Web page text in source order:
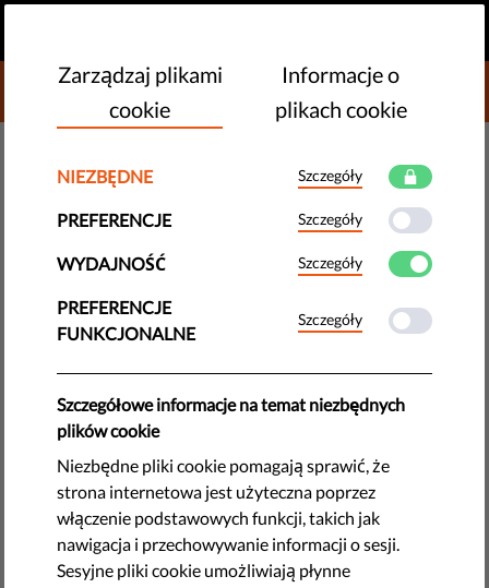
DONATE TO LIBERTIES
​Włochy: prawa obywatelskie a
aplikacje śledzące koronawirusa
Chociaż wydaje się, że część osób jest skłonna zrzec się
niektórych ze swoich praw w celu ochrony zdrowia
publicznego, włoski rząd musi zadbać o to, aby zmiany nie
zostały wprowadzone na stałe.
by Italian Coalition for Civil Liberties and Rights
Doświadczenia Korei Południowej i Japonii pokazały, że
aplikacje mobilne mogą być skuteczne w zakresie
monitorowania kontaktów społecznych, w szczególności
jeśli chodzi o monitorowanie osób należących do “grup
Zarządzaj plikami
cookie
Informacje o
plikach cookie
NIEZBĘDNE Szczegóły
PREFERENCJE Szczegóły
WYDAJNOŚĆ Szczegóły
PREFERENCJE
FUNKCJONALNE
Szczegóły
Szczegółowe informacje na temat niezbędnych
plików cookie
Niezbędne pliki cookie pomagają sprawić, że
strona internetowa jest użyteczna poprzez
włączenie podstawowych funkcji, takich jak
nawigacja i przechowywanie informacji o sesji.
Sesyjne pliki cookie umożliwiają płynne